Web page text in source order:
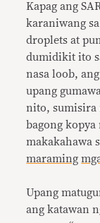
Kapag ang
karaniwang
droplets at
dumidikit ito
nasa loob,
upang
nito, sumisira
bagong kopya
makakahawa
maraming
Upang
ang katawan